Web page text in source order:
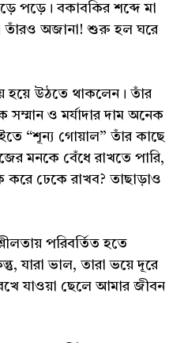
পড়ে। বকাবকির শব্দে মা
তাঁরও অজানা! শুরু হল ঘরে
হয়ে উঠতে থাকলেন। তাঁর
ও মর্যাদার দাম অনেক
“শূন্য গোয়াল” তাঁর কাছে
মনকে বেঁধে রাখতে পারি,
করে ঢেকে রাখব? তাছাড়াও
পরিবর্তিত হতে
যারা ভাল, তারা ভয়ে দূরে
যাওয়া ছেলে আমার জীবন